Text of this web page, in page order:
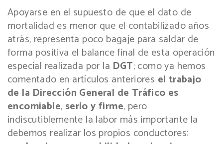
Apoyarse en el supuesto de que el dato de
mortalidad es menor que el contabilizado años
atrás, representa poco bagaje para saldar de
forma positiva el balance final de esta operación
especial realizada por la DGT; como ya hemos
comentado en artículos anteriores el trabajo
de la Dirección General de Tráfico es
encomiable, serio y firme, pero
indiscutiblemente la labor más importante la
debemos realizar los propios conductores: